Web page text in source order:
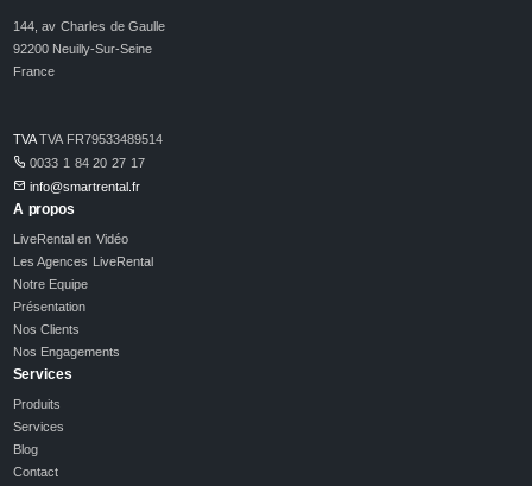
144, av Charles de Gaulle
92200 Neuilly-Sur-Seine
France
TVATVA FR79533489514
0033 1 84 20 27 17
info@smartrental.fr
A propos
LiveRental en Vidéo
Les Agences LiveRental
Notre Equipe
Présentation
Nos Clients
Nos Engagements
Services
Produits
Services
Blog
Contact